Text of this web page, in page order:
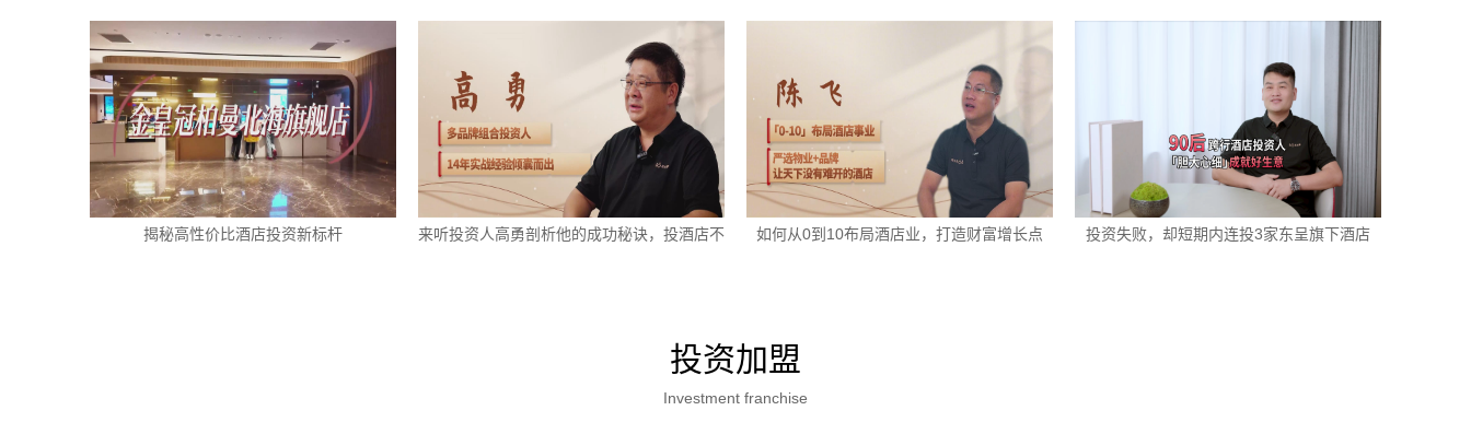
揭秘高性价比酒店投资新标杆
来听投资人高勇剖析他的成功秘诀，投酒店不
如何从0到10布局酒店业，打造财富增长点 投资失败，却短期内连投3家东呈旗下酒店
投资加盟
Investment franchise